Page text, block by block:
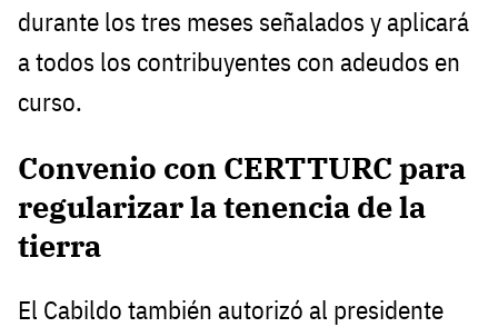
durante los tres meses señalados y aplicará
a todos los contribuyentes con adeudos en
curso.
Convenio con CERTTURC para
regularizar la tenencia de la
tierra
El Cabildo también autorizó al presidente